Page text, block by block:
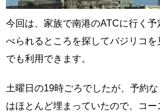
今回は、家族で南港のATCに行く
べられるところを探してバジリコ
でも利用できます。
土曜日の19時ごろでしたが、予約
はほとんど埋まっていたので、コー